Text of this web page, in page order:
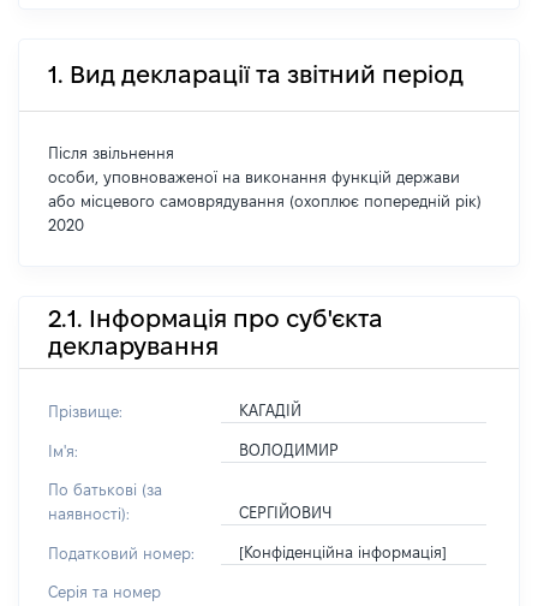
1. Вид декларації та звітний період
Після звільнення
особи, уповноваженої на виконання функцій держави
або місцевого самоврядування (охоплює попередній рік)
2020
2.1. Інформація про суб'єкта
декларування
Прізвище: КАГАДІЙ
Ім'я: ВОЛОДИМИР
По батькові (за
наявності):
СЕРГІЙОВИЧ
Податковий номер: [Конфіденційна інформація]
Серія та номер